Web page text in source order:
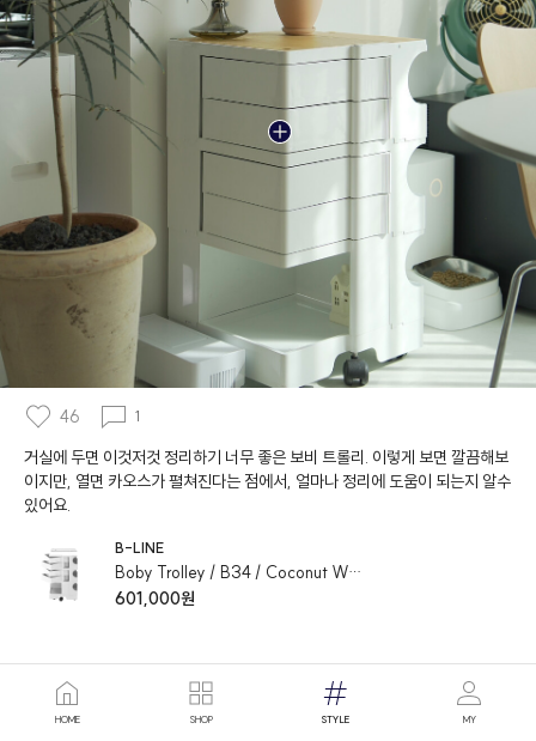
46 1
거실에 두면 이것저것 정리하기 너무 좋은 보비 트롤리. 이렇게 보면 깔끔해보
이지만, 열면 카오스가 펼쳐진다는 점에서, 얼마나 정리에 도움이 되는지 알수
있어요.
B-LINE
Boby Trolley / B34 / Coconut White
601,000원
HOME SHOP STYLE MY